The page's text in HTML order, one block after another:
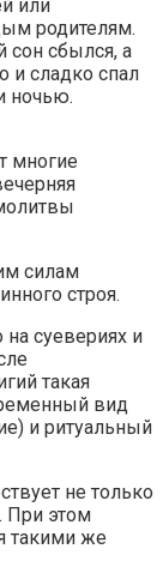
или
родителям.
сон сбылся, а
и сладко спал
ночью.
многие
силам
строя.
суевериях и
такая
вид
и ритуальный
не только
При этом
такими же